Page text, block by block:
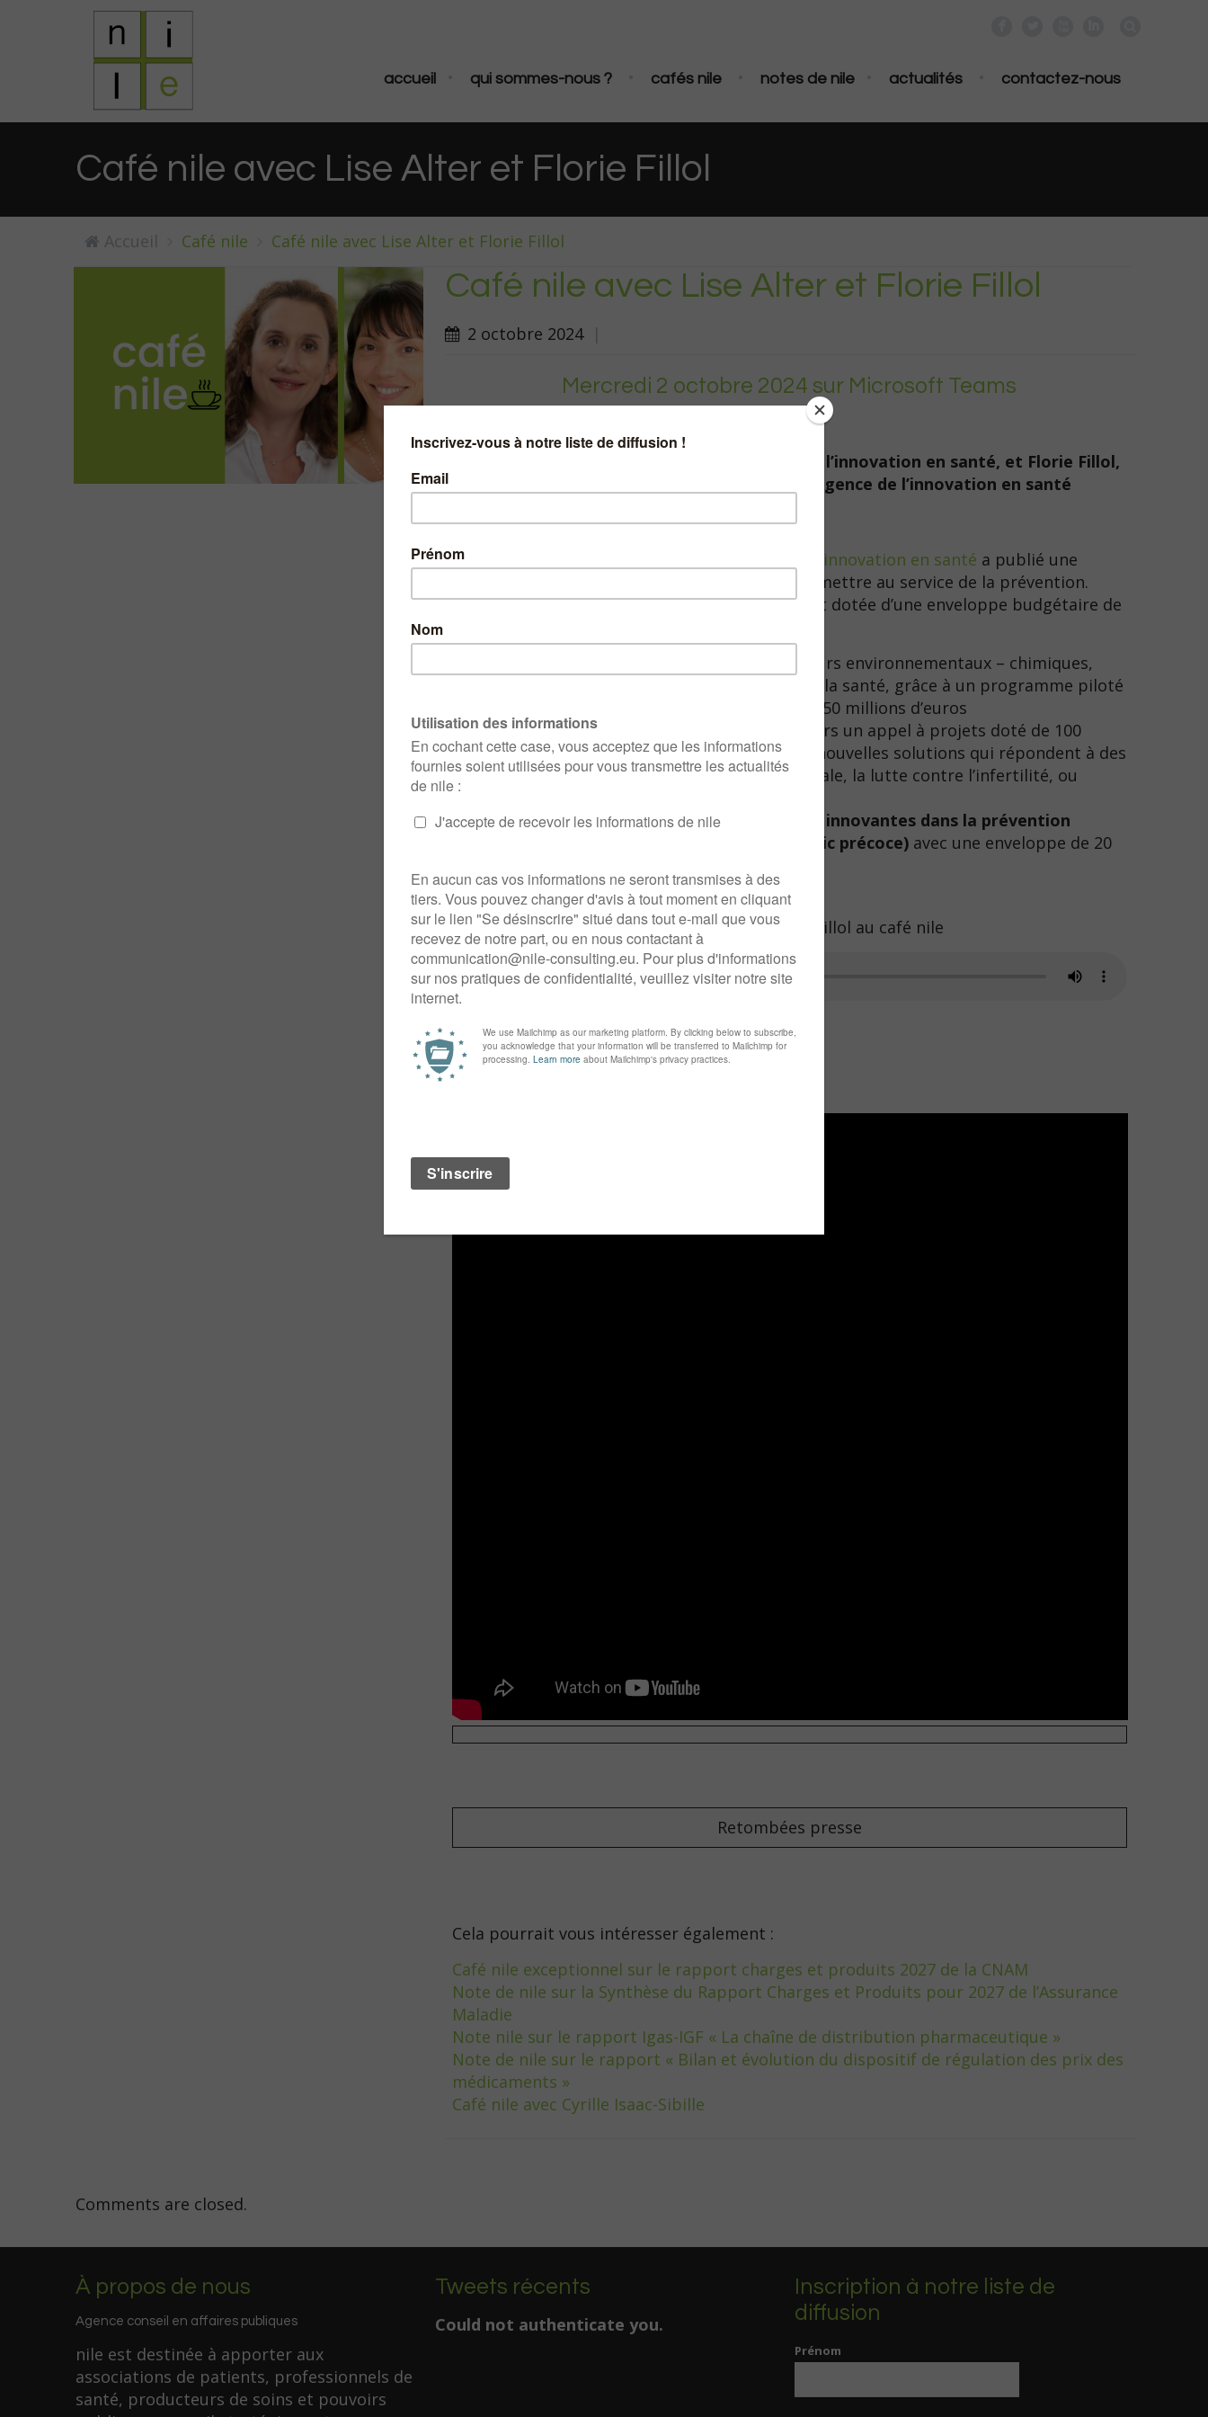
accueil qui sommes-nous ? cafés nile notes de nile actualités contactez-nous
Café nile avec Lise Alter et Florie Fillol
Accueil Café nile Café nile avec Lise Alter et Florie Fillol
Café nile avec Lise Alter et Florie Fillol
2 octobre 2024 |
Mercredi 2 octobre 2024 sur Microsoft Teams
Lise Alter, Directrice générale de l’Agence de l’innovation en santé, et Florie Fillol,
responsable de projets Prévention à l’Agence de l’innovation en santé
Dans le cadre du plan France 2030, l’ Agence de l’innovation en santé a publié une
stratégie visant à soutenir l’innovation pour la mettre au service de la prévention.
Cette stratégie s’articule autour de 3 axes et est dotée d’une enveloppe budgétaire de
sur l’impact des facteurs environnementaux – chimiques,
biologiques, comportementaux, sociaux… – sur la santé, grâce à un programme piloté
par l’agence de programmes Inserm et doté de 50 millions d’euros
■démontrer la valeur des innovations
, à travers un appel à projets doté de 100
millions d’euros pour favoriser l’émergence de nouvelles solutions qui répondent à des
enjeux de santé publique comme la santé mentale, la lutte contre l’infertilité, ou
encore la prévention des maladies chroniques
■soutenir l’industrialisation des technologies innovantes dans la prévention
(notamment dans le dépistage ou le diagnostic précoce)avec une enveloppe de 20
Réécoutez l’intervention de Lise Alter et Florie Fillol au café nile
Podcast
Retombées presse
Cela pourrait vous intéresser également :
Café nile exceptionnel sur le rapport charges et produits 2027 de la CNAM
Note de nile sur la Synthèse du Rapport Charges et Produits pour 2027 de l’Assurance
Maladie
Note nile sur le rapport Igas-IGF « La chaîne de distribution pharmaceutique »
Note de nile sur le rapport « Bilan et évolution du dispositif de régulation des prix des
médicaments »
Café nile avec Cyrille Isaac-Sibille
Comments are closed.
À propos de nous
Agence conseil en affaires publiques
nile est destinée à apporter aux
associations de patients, professionnels de
santé, producteurs de soins et pouvoirs
Tweets récents
Could not authenticate you.
Inscription à notre liste de
diffusion
Prénom